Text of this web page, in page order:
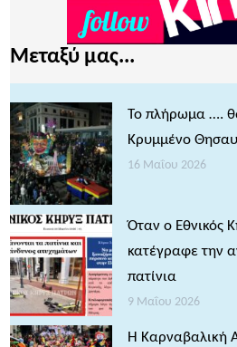
Μεταξύ μας...
Το πλήρωμα ….
Κρυμμένο
16 Μαΐου 2026
Όταν ο Εθνικός
κατέγραφε την
πατίνια
9 Μαΐου 2026
Η Καρναβαλική